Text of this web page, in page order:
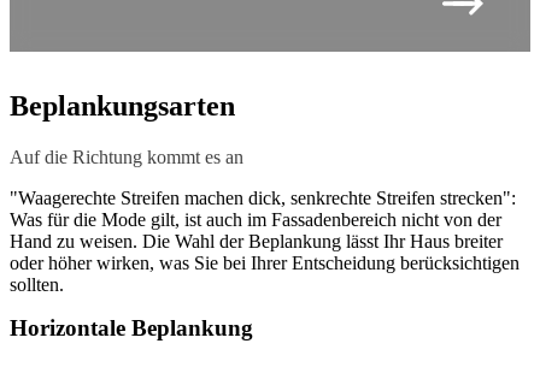
Beplankungsarten
Auf die Richtung kommt es an
"Waagerechte Streifen machen dick, senkrechte Streifen strecken":
Was für die Mode gilt, ist auch im Fassadenbereich nicht von der
Hand zu weisen. Die Wahl der Beplankung lässt Ihr Haus breiter
oder höher wirken, was Sie bei Ihrer Entscheidung berücksichtigen
sollten.
Horizontale Beplankung